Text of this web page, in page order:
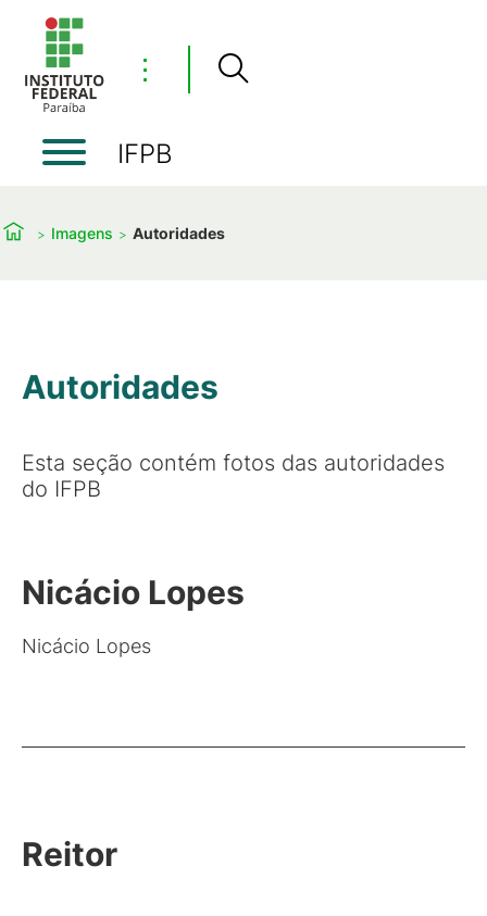
⋮
IFPB
Imagens Autoridades
Autoridades
Esta seção contém fotos das autoridades
do IFPB
Nicácio Lopes
Nicácio Lopes
Reitor